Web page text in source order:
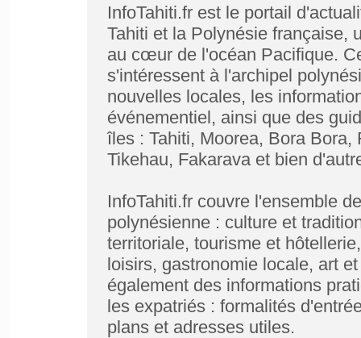
InfoTahiti.fr est le portail
Tahiti et la Polynésie française,
au cœur de l'océan Pacifique.
s'intéressent à l'archipel
nouvelles locales, les
événementiel, ainsi que des
îles : Tahiti, Moorea, Bora Bora,
Tikehau, Fakarava et bien
InfoTahiti.fr couvre l'ensemble
polynésienne : culture et
territoriale, tourisme et
loisirs, gastronomie locale, art
également des informations
les expatriés : formalités
plans et adresses utiles.